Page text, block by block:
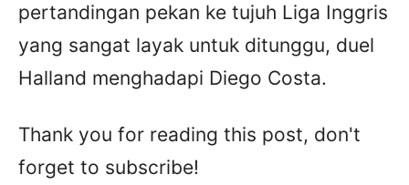
pertandingan pekan ke tujuh Liga Inggris
yang sangat layak untuk ditunggu, duel
Halland menghadapi Diego Costa.
Thank you for reading this post, don't
forget to subscribe!